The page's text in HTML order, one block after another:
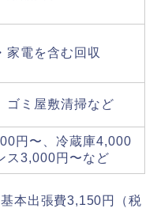
家電を含む回収
ゴミ屋敷清掃など
円〜、冷蔵庫4,000
ス3,000円〜など
本出張費3,150円（税